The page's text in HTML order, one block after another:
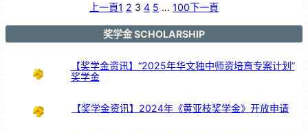
｜
广
上一頁1 2 3 4 5 … 100下一頁
奖学金 SCHOLARSHIP
【奖学金资讯】“2025年华文独中师资培育专案计划”
奖学金
【奖学金资讯】2024年《黄亚枝奖学金》开放申请